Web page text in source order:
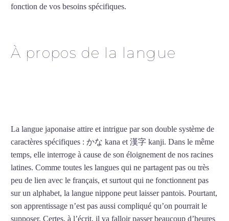
fonction de vos besoins spécifiques.
À propos de la langue
La langue japonaise attire et intrigue par son double système de
caractères spécifiques : かな kana et 漢字 kanji. Dans le même
temps, elle interroge à cause de son éloignement de nos racines
latines. Comme toutes les langues qui ne partagent pas ou très
peu de lien avec le français, et surtout qui ne fonctionnent pas
sur un alphabet, la langue nippone peut laisser pantois. Pourtant,
son apprentissage n’est pas aussi compliqué qu’on pourrait le
supposer. Certes, à l’écrit, il va falloir passer beaucoup d’heures